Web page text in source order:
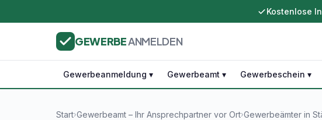
Kostenlose
GEWERBEANMELDEN
Gewerbeanmeldung ▾ Gewerbeamt ▾ Gewerbeschein ▾
Start›Gewerbeamt – Ihr Ansprechpartner vor Ort›Gewerbeämter in